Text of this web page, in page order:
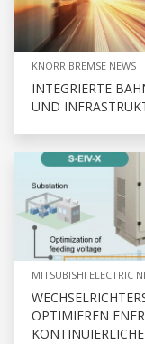
KNORR BREMSE NEWS
INTEGRIERTE
UND
MITSUBISHI ELECTRIC
OPTIMIEREN